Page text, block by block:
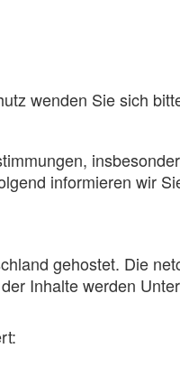
wenden Sie sich
informieren wir
gehostet. Die
Inhalte werden